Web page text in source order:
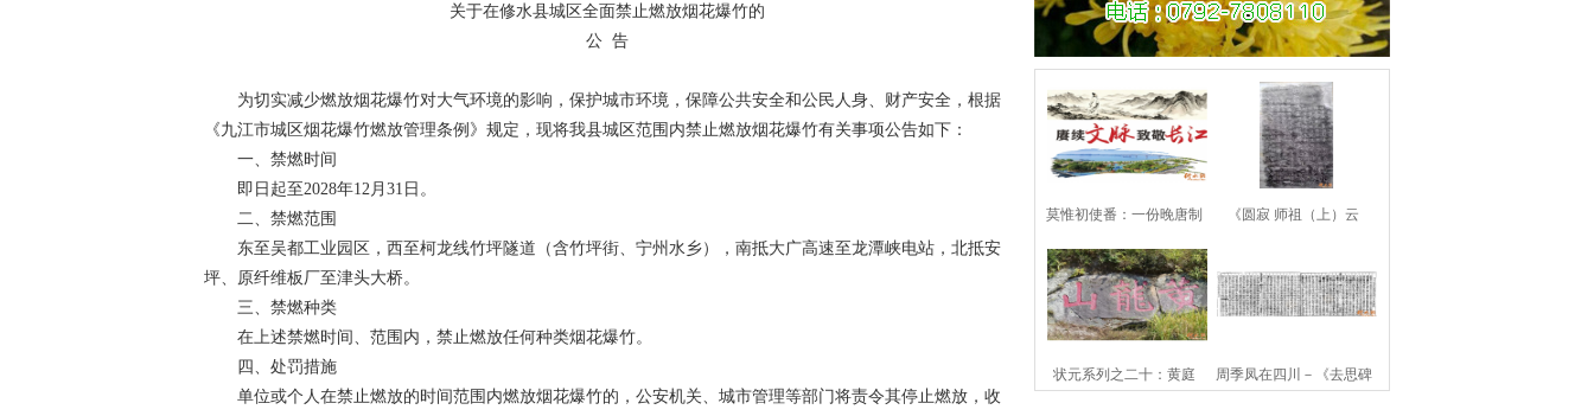
关于在修水县城区全面禁止燃放烟花爆竹的
公 告
为切实减少燃放烟花爆竹对大气环境的影响，保护城市环境，保障公共安全和公民人身、财产安全，根据
《九江市城区烟花爆竹燃放管理条例》规定，现将我县城区范围内禁止燃放烟花爆竹有关事项公告如下：
一、禁燃时间
即日起至2028年12月31日。
二、禁燃范围
东至吴都工业园区，西至柯龙线竹坪隧道（含竹坪街、宁州水乡），南抵大广高速至龙潭峡电站，北抵安
坪、原纤维板厂至津头大桥。
三、禁燃种类
在上述禁燃时间、范围内，禁止燃放任何种类烟花爆竹。
四、处罚措施
单位或个人在禁止燃放的时间范围内燃放烟花爆竹的，公安机关、城市管理等部门将责令其停止燃放，收
莫惟初使番：一份晚唐制
书的历史余响
《圆寂 师祖（上）云
（下）旨祯老大和
状元系列之二十：黄庭 周季凤在四川－《去思碑